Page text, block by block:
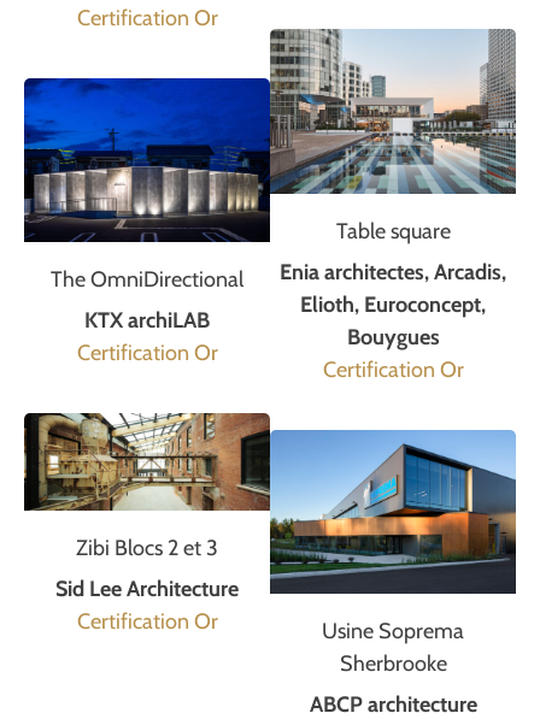
Certification Or
The OmniDirectional
KTX archiLAB
Certification Or
Zibi Blocs 2 et 3
Sid Lee Architecture
Certification Or
Table square
Enia architectes, Arcadis,
Elioth, Euroconcept,
Bouygues
Certification Or
Usine Soprema
Sherbrooke
ABCP architecture